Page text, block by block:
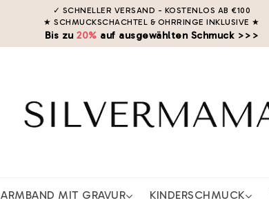
✓ SCHNELLER VERSAND - KOSTENLOS AB €100
★ SCHMUCKSCHACHTEL & OHRRINGE INKLUSIVE ★
Bis zu20% auf ausgewählten Schmuck >>>
ARMBAND MIT GRAVUR KINDERSCHMUCK